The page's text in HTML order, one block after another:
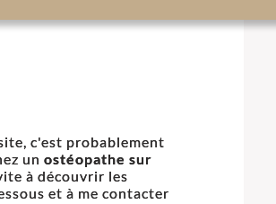
c'est probablement
un ostéopathe sur
à découvrir les
et à me contacter